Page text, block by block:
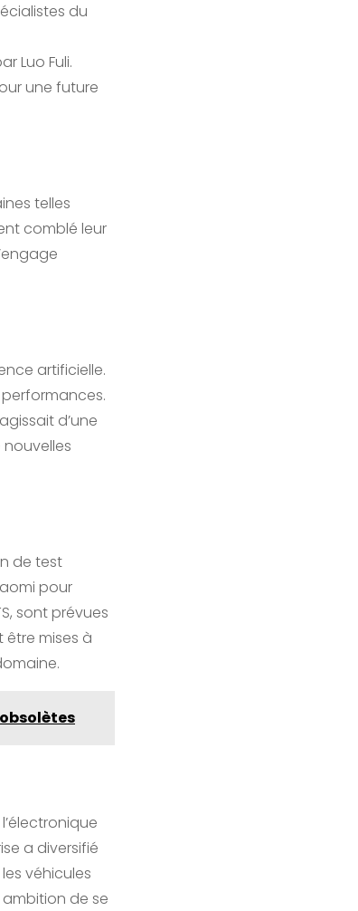
du
Luo Fuli.
une future
telles
comblé leur
artificielle.
d’une
de test
pour
sont prévues
être mises à
a diversifié
véhicules
ambition de se